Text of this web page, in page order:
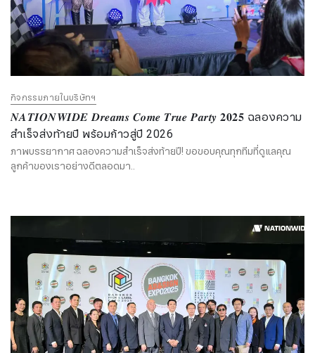
กิจกรรมภายในบริษัทฯ
​​​​​​​𝑵𝑨𝑻𝑰𝑶𝑵𝑾𝑰𝑫𝑬 𝑫𝒓𝒆𝒂𝒎𝒔 𝑪𝒐𝒎𝒆 𝑻𝒓𝒖𝒆 𝑷𝒂𝒓𝒕𝒚 𝟐𝟎𝟐𝟓 ฉลองความ
สำเร็จส่งท้ายปี พร้อมก้าวสู่ปี 2026
ภาพบรรยากาศ ฉลองความสำเร็จส่งท้ายปี! ขอขอบคุณทุกทีมที่ดูแลคุณ
ลูกค้าของเราอย่างดีตลอดมา..